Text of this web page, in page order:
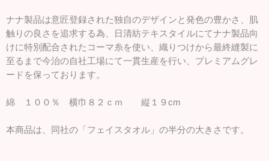
ナナ製品は意匠登録された独自のデザインと発色の豊かさ、肌
触りの良さを追求する為、日清紡テキスタイルにてナナ製品向
けに特別配合されたコーマ糸を使い、織りつけから最終縫製に
至るまで今治の自社工場にて一貫生産を行い、プレミアムグレ
ードを保っております。
綿 １００％ 横巾８２ｃｍ 縦１９cm
本商品は、同社の「フェイスタオル」の半分の大きさです。